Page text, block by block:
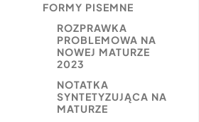
FORMY PISEMNE
ROZPRAWKA
PROBLEMOWA NA
NOWEJ MATURZE
2023
NOTATKA
SYNTETYZUJĄCA NA
MATURZE